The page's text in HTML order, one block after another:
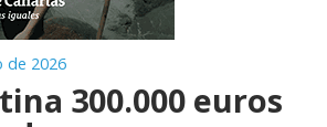
de 2026
300.000 euros